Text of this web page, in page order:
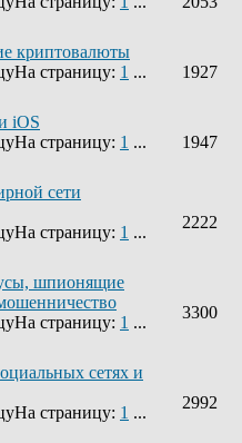
криптовалюты
На страницу: 1 ...
1927
iOS
На страницу: 1 ...
1947
сети
На страницу: 1 ...
2222
шпионящие
На страницу: 1 ...
3300
сетях и
На страницу: 1 ...
2992